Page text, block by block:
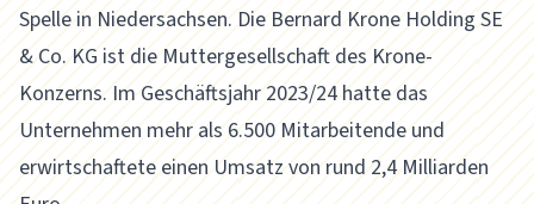
Spelle in Niedersachsen. Die Bernard Krone Holding SE
& Co. KG ist die Muttergesellschaft des Krone-
Konzerns. Im Geschäftsjahr 2023/24 hatte das
Unternehmen mehr als 6.500 Mitarbeitende und
erwirtschaftete einen Umsatz von rund 2,4 Milliarden